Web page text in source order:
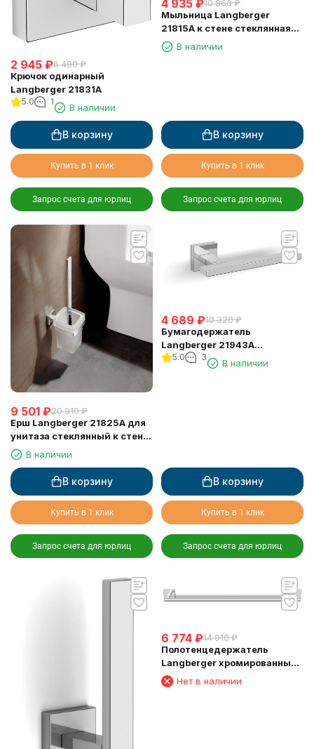
2 945 ₽6 480 ₽
Крючок одинарный
Langberger 21831A
5.0 1
В наличии
В корзину
Купить в 1 клик
Запрос счета для юрлиц
4 935 ₽10 860 ₽
Мыльница Langberger
21815A к стене стеклянная
квадратная
В наличии
В корзину
Купить в 1 клик
Запрос счета для юрлиц
9 501 ₽20 910 ₽
Ерш Langberger 21825A для
унитаза стеклянный к стене
квадратный
В наличии
В корзину
Купить в 1 клик
Запрос счета для юрлиц
4 689 ₽10 320 ₽
Бумагодержатель
Langberger 21943A
туалетной бумаги без
крышки квадратный
5.0 3
В наличии
В корзину
Купить в 1 клик
Запрос счета для юрлиц
6 774 ₽14 910 ₽
Полотенцедержатель
Langberger хромированный
к стене одинарный 65 см
11801A
Нет в наличии